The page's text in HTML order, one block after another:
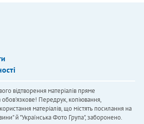
відтворення матеріалів пряме
обов'язкове! Передрук, копіювання,
матеріалів, що містять посилання на
й "Українська Фото Група", заборонено.